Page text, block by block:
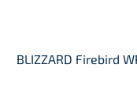
BLIZZARD Firebird